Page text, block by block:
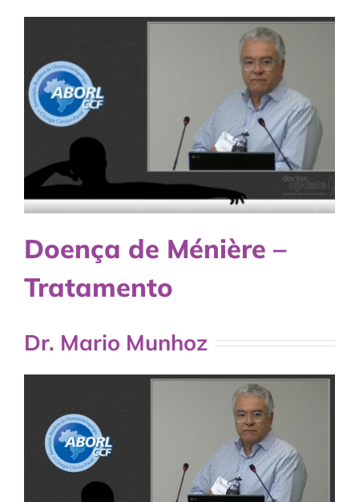
Doença de Ménière –
Tratamento
Dr. Mario Munhoz